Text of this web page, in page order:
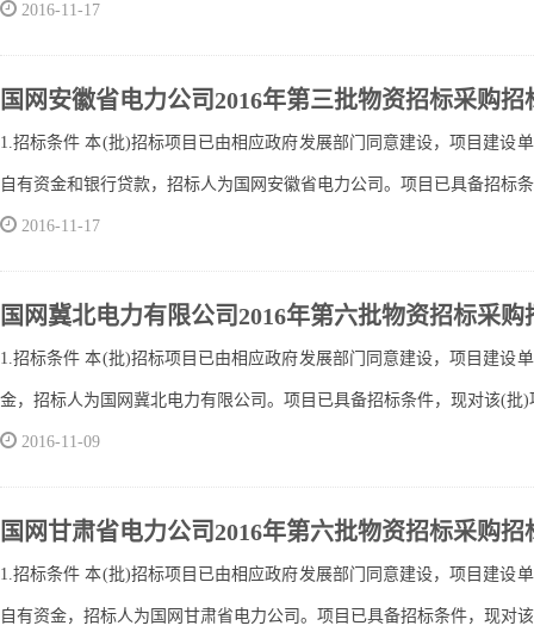
2016-11-17
国网安徽省电力公司2016年第三批物资招标采购招
1.招标条件 本(批)招标项目已由相应政府发展部门同意建设，项目建设
自有资金和银行贷款，招标人为国网安徽省电力公司。项目已具备招标
2016-11-17
国网冀北电力有限公司2016年第六批物资招标采购
1.招标条件 本(批)招标项目已由相应政府发展部门同意建设，项目建设
金，招标人为国网冀北电力有限公司。项目已具备招标条件，现对该(
2016-11-09
国网甘肃省电力公司2016年第六批物资招标采购招
1.招标条件 本(批)招标项目已由相应政府发展部门同意建设，项目建设
自有资金，招标人为国网甘肃省电力公司。项目已具备招标条件，现对